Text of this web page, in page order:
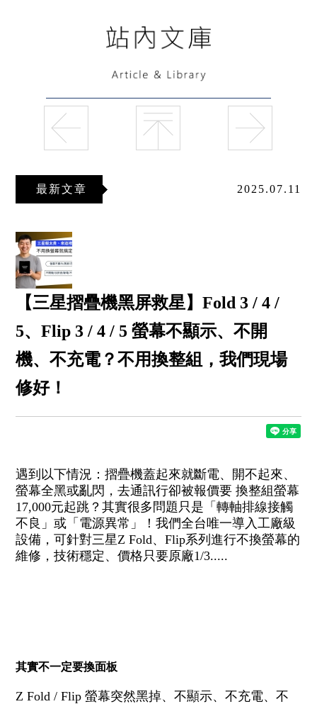
最新文章 2025.07.11
【三星摺疊機黑屏救星】Fold 3 / 4 /
5、Flip 3 / 4 / 5 螢幕不顯示、不開
機、不充電？不用換整組，我們現場
修好！
遇到以下情況：摺疊機蓋起來就斷電、開不起來、
螢幕全黑或亂閃，去通訊行卻被報價要 換整組螢幕
17,000元起跳？其實很多問題只是「轉軸排線接觸
不良」或「電源異常」！我們全台唯一導入工廠級
設備，可針對三星Z Fold、Flip系列進行不換螢幕的
維修，技術穩定、價格只要原廠1/3.....
其實不一定要換面板
Z Fold / Flip 螢幕突然黑掉、不顯示、不充電、不